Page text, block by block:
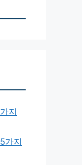
지
가지